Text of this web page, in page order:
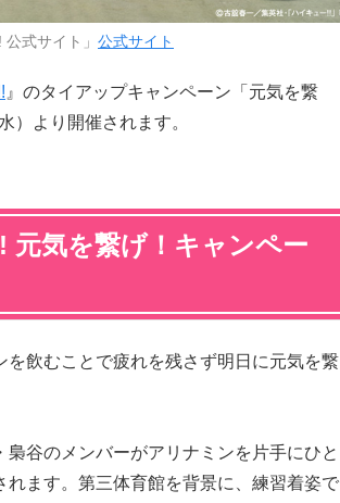
式サイト」 公式サイト
』のタイアップキャンペーン「元気を繋
）より開催されます。
元気を繋げ！キャンペー
飲むことで疲れを残さず明日に元気を繋
谷のメンバーがアリナミンを片手にひと
ます。第三体育館を背景に、練習着姿で